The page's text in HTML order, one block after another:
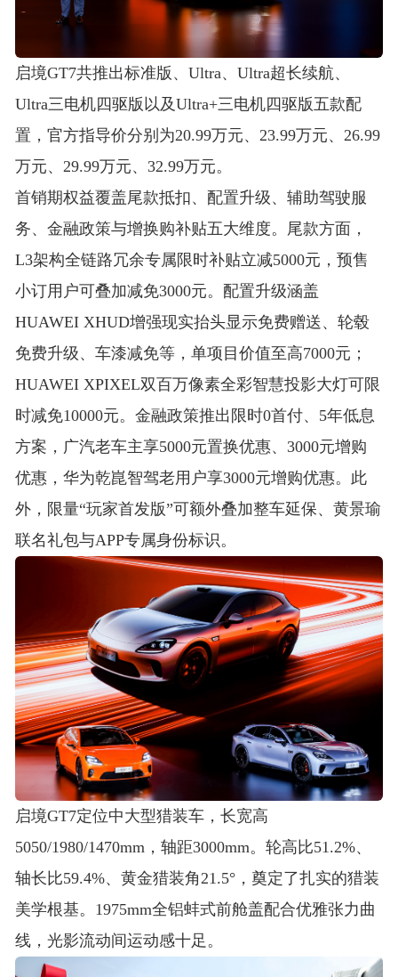
启境GT7共推出标准版、Ultra、Ultra超长续航、
Ultra三电机四驱版以及Ultra+三电机四驱版五款配
置，官方指导价分别为20.99万元、23.99万元、26.99
万元、29.99万元、32.99万元。
首销期权益覆盖尾款抵扣、配置升级、辅助驾驶服
务、金融政策与增换购补贴五大维度。尾款方面，
L3架构全链路冗余专属限时补贴立减5000元，预售
小订用户可叠加减免3000元。配置升级涵盖
HUAWEI XHUD增强现实抬头显示免费赠送、轮毂
免费升级、车漆减免等，单项目价值至高7000元 ；
HUAWEI XPIXEL双百万像素全彩智慧投影大灯可限
时减免10000元。金融政策推出限时0首付、5年低息
方案，广汽老车主享5000元置换优惠、3000元增购
优惠，华为乾崑智驾老用户享3000元增购优惠。此
外，限量“玩家首发版”可额外叠加整车延保、黄景瑜
联名礼包与APP专属身份标识 。
启境GT7定位中大型猎装车，长宽高
5050/1980/1470mm，轴距3000mm。轮高比51.2%、
轴长比59.4%、黄金猎装角21.5°，奠定了扎实的猎装
美学根基。1975mm全铝蚌式前舱盖配合优雅张力曲
线，光影流动间运动感十足 。